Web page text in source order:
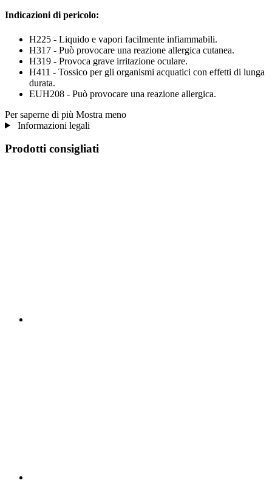
Indicazioni di pericolo:
H225 - Liquido e vapori facilmente infiammabili.
H317 - Può provocare una reazione allergica cutanea.
H319 - Provoca grave irritazione oculare.
H411 - Tossico per gli organismi acquatici con effetti di lunga
durata.
EUH208 - Può provocare una reazione allergica.
Per saperne di più Mostra meno
Informazioni legali
Prodotti consigliati